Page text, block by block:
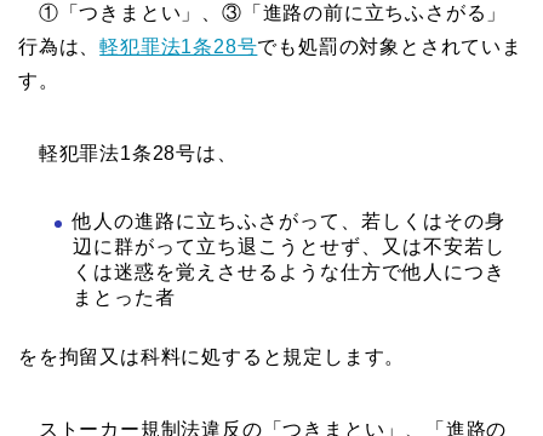
①「つきまとい」、③「進路の前に立ちふさがる」
行為は、軽犯罪法1条28号でも処罰の対象とされていま
す。
軽犯罪法1条28号は、
他人の進路に立ちふさがって、若しくはその身
辺に群がって立ち退こうとせず、又は不安若し
くは迷惑を覚えさせるような仕方で他人につき
まとった者
をを拘留又は科料に処すると規定します。
ストーカー規制法違反の「つきまとい」、「進路の